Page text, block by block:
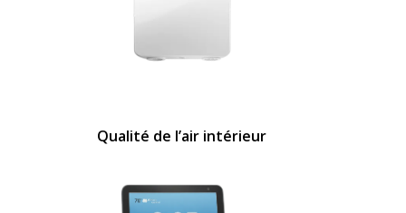
Qualité de l’air intérieur